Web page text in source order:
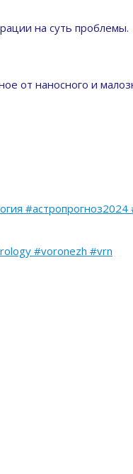
на суть проблемы.
от наносного и
#астропрогноз2024
#voronezh #vrn